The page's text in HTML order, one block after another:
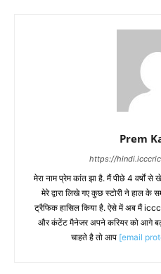
Prem
https://
मेरा नाम प्रेम कांत झा है. मैं पीछे 4 वर्षों
मेरे द्वारा लिखे गए कुछ स्टोरी ने हाल के
ट्रैफिक हासिल किया है. ऐसे में अब मैं
और कंटेंट मैनेजर अपने करियर को आगे
चाहते है तो आप [email